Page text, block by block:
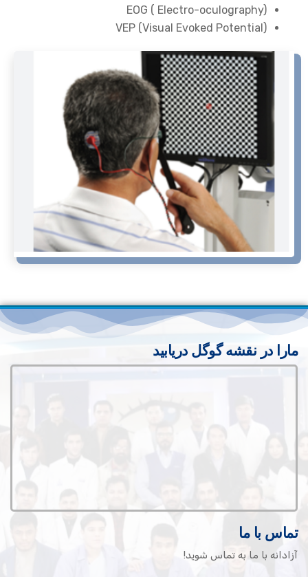
EOG ( Electro-oculography)
VEP (Visual Evoked Potential)
مارا در نقشه گوگل دریابید
تماس با ما
آزادانه با ما به تماس شوید!